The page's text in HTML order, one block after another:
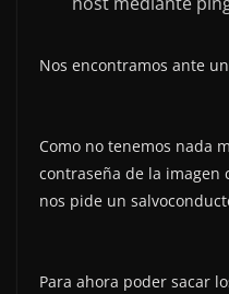
Nos encontramos ante
Como no tenemos nada
contraseña de la imagen
nos pide un
Para ahora poder sacar